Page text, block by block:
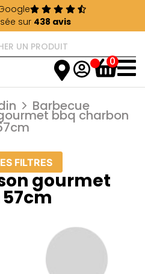
sur 438 avis
0
Barbecue
bbq charbon
FILTRES
gourmet